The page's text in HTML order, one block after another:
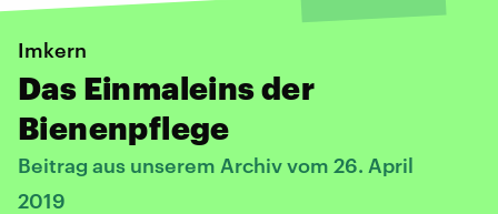
Imkern
Das Einmaleins der
Bienenpflege
Beitrag aus unserem Archiv vom 26. April
2019